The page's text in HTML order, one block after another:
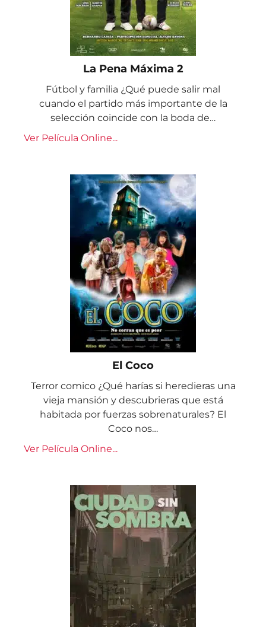
La Pena Máxima 2
Fútbol y familia ¿Qué puede salir mal
cuando el partido más importante de la
selección coincide con la boda de…
Ver Película Online...
El Coco
Terror comico ¿Qué harías si heredieras una
vieja mansión y descubrieras que está
habitada por fuerzas sobrenaturales? El
Coco nos…
Ver Película Online...